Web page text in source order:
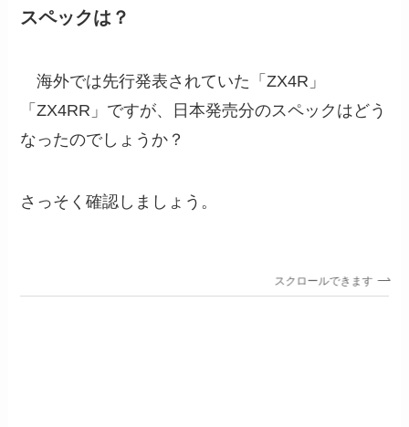
スペックは？
海外では先行発表されていた「ZX4R」
「ZX4RR」ですが、日本発売分のスペックはどう
なったのでしょうか？
さっそく確認しましょう。
スクロールできます